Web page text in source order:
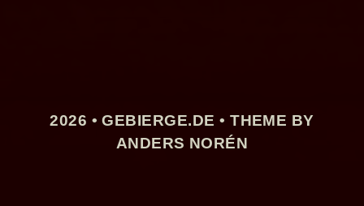
2026 •GEBIERGE.DE • THEME BY
ANDERS NORÉN